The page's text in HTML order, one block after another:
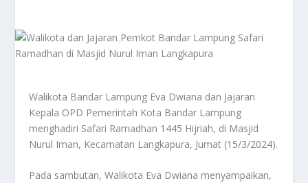
Walikota Bandar Lampung Eva Dwiana dan Jajaran
Kepala OPD Pemerintah Kota Bandar Lampung
menghadiri Safari Ramadhan 1445 Hijriah, di Masjid
Nurul Iman, Kecamatan Langkapura, Jumat (15/3/2024).
Pada sambutan, Walikota Eva Dwiana menyampaikan,